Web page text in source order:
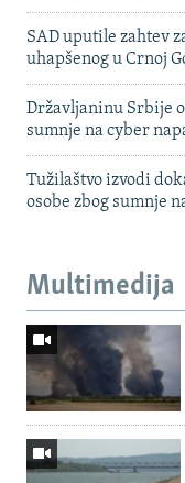
SAD uputile zahtev
uhapšenog u Crnoj
Državljaninu Srbije
sumnje na cyber
Tužilaštvo izvodi
osobe zbog sumnje
Multimedija